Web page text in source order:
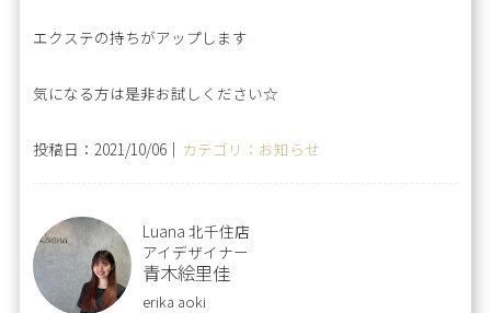
エクステの持ちがアップします
気になる方は是非お試しください☆
投稿日：2021/10/06｜ カテゴリ：お知らせ
Luana 北千住店
アイデザイナー
青木絵里佳
erika aoki